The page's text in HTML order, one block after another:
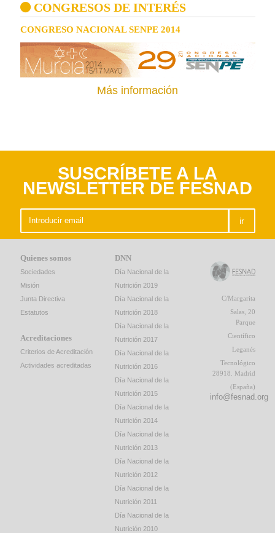
CONGRESOS DE INTERÉS
CONGRESO NACIONAL SENPE 2014
Más información
SUSCRÍBETE A LA
NEWSLETTER DE FESNAD
ir
Quienes somos
Sociedades
Misión
Junta Directiva
Estatutos
Acreditaciones
Criterios de Acreditación
Actividades acreditadas
DNN
Día Nacional de la
Nutrición 2019
Día Nacional de la
Nutrición 2018
Día Nacional de la
Nutrición 2017
Día Nacional de la
Nutrición 2016
Día Nacional de la
Nutrición 2015
Día Nacional de la
Nutrición 2014
Día Nacional de la
Nutrición 2013
Día Nacional de la
Nutrición 2012
Día Nacional de la
Nutrición 2011
Día Nacional de la
Nutrición 2010
C/Margarita
Salas, 20
Parque
Científico
Leganés
Tecnológico
28918. Madrid
(España)
info@fesnad.org